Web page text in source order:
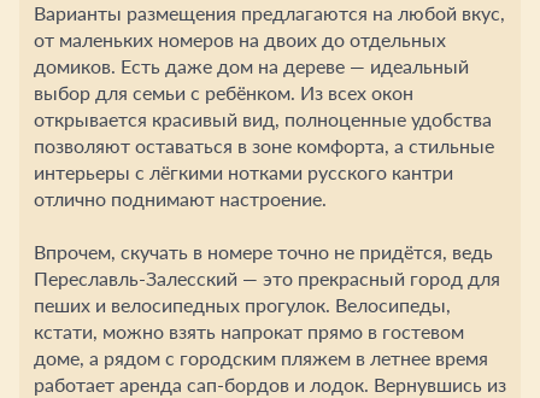
Варианты размещения предлагаются на любой вкус,
от маленьких номеров на двоих до отдельных
домиков. Есть даже дом на дереве — идеальный
выбор для семьи с ребёнком. Из всех окон
открывается красивый вид, полноценные удобства
позволяют оставаться в зоне комфорта, а стильные
интерьеры с лёгкими нотками русского кантри
отлично поднимают настроение.
Впрочем, скучать в номере точно не придётся, ведь
Переславль-Залесский — это прекрасный город для
пеших и велосипедных прогулок. Велосипеды,
кстати, можно взять напрокат прямо в гостевом
доме, а рядом с городским пляжем в летнее время
работает аренда сап-бордов и лодок. Вернувшись из